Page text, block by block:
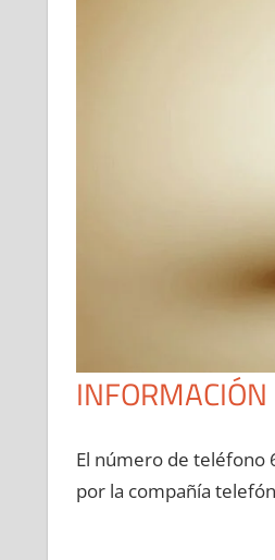
El número dе teléfono
pοr la compañía